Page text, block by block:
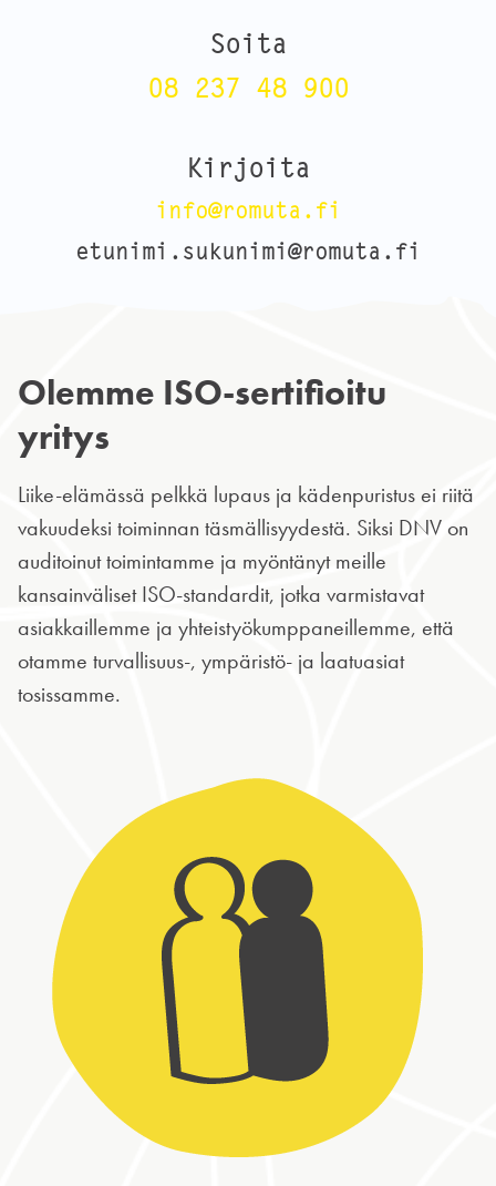
Soita
08 237 48 900
Kirjoita
info@romuta.fi
etunimi.sukunimi@romuta.fi
Olemme ISO-sertifioitu
yritys
Liike-elämässä pelkkä lupaus ja kädenpuristus ei riitä
vakuudeksi toiminnan täsmällisyydestä. Siksi DNV on
auditoinut toimintamme ja myöntänyt meille
kansainväliset ISO-standardit, jotka varmistavat
asiakkaillemme ja yhteistyökumppaneillemme, että
otamme turvallisuus-, ympäristö- ja laatuasiat
tosissamme.